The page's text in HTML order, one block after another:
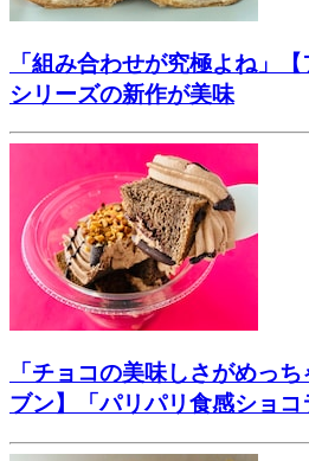
「組み合わせが究極よね」
シリーズの新作が美味
「チョコの美味しさがめっ
ブン】「パリパリ食感ショコ